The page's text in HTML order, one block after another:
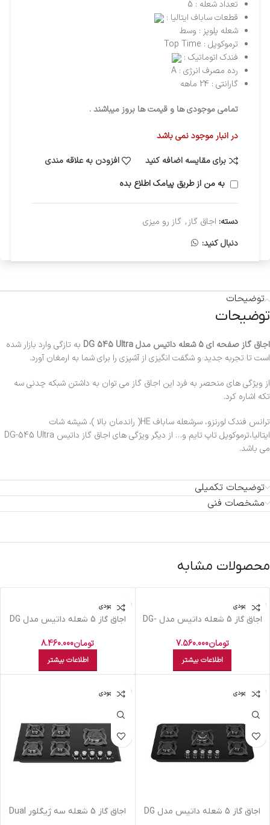
تعداد شعله : 5
قطعات ساباف ایتالیا :
شعله پلوپز : وسط
ترموکوپل : Top Time
فندک اتوماتیک :
رده مصرف انرژی : A
گارانتی : 24 ماهه
تمامی موجودی ها و قیمت ها بروز میباشند .
در انبار موجود نمی باشد
برای مقایسه اضافه کنید
افزودن به علاقه مندی
به من از طریق پیامک اطلاع بده
دسته: اجاق گاز , گاز رو میزی
دنبال کنید:
توضیحات
توضیحات
اجاق گاز صفحه ای 5 شعله داتیس مدل DG 545 Ultra
به تازگی وارد بازار شده
است تا تجربه جدید و شگفت انگیزی از آشپزی را برای شما به ارمغان آورد.
از ویژگی های منحصر به فرد این اجاق گاز می توان به داشتن شبکه چدنی سه
تکه اشاره کرد.
ترانس فندک لورنزو، سرشعله ساباف HE( راندمان بالا )، شیشه شات
ایتالیا،ترموکوپل تاپ تایم و… از دیگر ویژگی های اجاق گاز داتیس DG-545 Ultra
می باشد.
توضیحات تکمیلی
مشخصات فنی
محصولات مشابه
اتمام موجودی
اجاق گاز 5 شعله داتیس مدل DG-
تومان7.560.000
اطلاعات بیشتر
اتمام موجودی
اجاق گاز 5 شعله داتیس مدل DG
تومان8.460.000
اطلاعات بیشتر
اتمام موجودی
اجاق گاز 5 شعله داتیس مدل DG
اتمام موجودی
اجاق گاز 5 شعله سه ژیگلور Dual